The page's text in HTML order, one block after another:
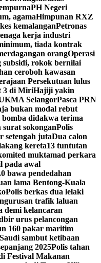
PH Negeri
agamaHimpunan RXZ
kemalanganPetronas
kerja industri
tiada kontrak
orangOperasi
subsidi, rokok bernilai
ceroboh kawasan
Persekutuan lulus
3 di MiriHajiji yakin
SelangorPasca PRN
bukan modal rebut
bomba didakwa terima
sokonganPolis
setengah jutaDua calon
kereta13 tuntutan
muktamad perkara
pada awal
bawa pendedahan
lama Bentong-Kuala
Polis berkas dua lelaki
trafik laluan
demi kelancaran
urus pelancongan
160 pakar maritim
sambut ketibaan
2025Polis tahan
Festival Makanan